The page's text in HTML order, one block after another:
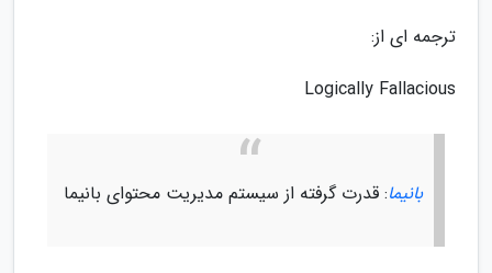
ترجمه ای از:
Logically Fallacious
بانیما: قدرت گرفته از سیستم مدیریت محتوای بانیما